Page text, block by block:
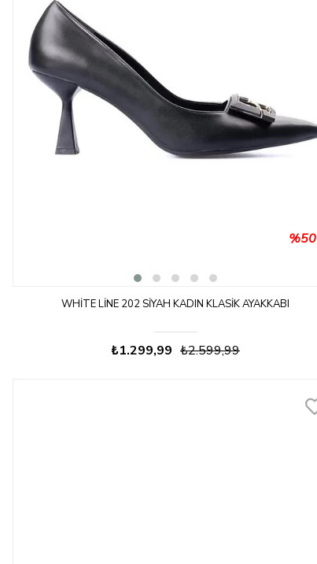
WHITE LINE 202 SIYAH KADIN KLASIK AYAKKABI
₺1.299,99 ₺2.599,99
%50